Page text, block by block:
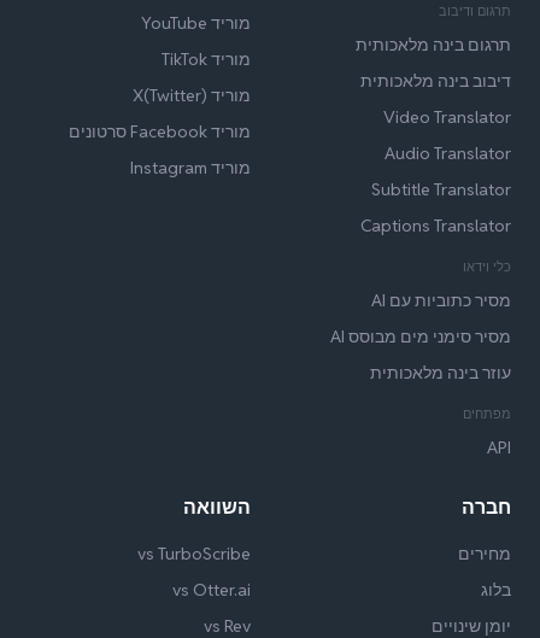
תרגום ודיבוב
תרגום בינה מלאכותית
דיבוב בינה מלאכותית
Video Translator
Audio Translator
Subtitle Translator
Captions Translator
כלי וידאו
מסיר כתוביות עם AI
מסיר סימני מים מבוסס AI
עוזר בינה מלאכותית
מפתחים
API
מוריד YouTube
מוריד TikTok
מוריד X(Twitter)
מוריד Facebook סרטונים
מוריד Instagram
חברה
מחירים
בלוג
יומן שינויים
השוואה
vs TurboScribe
vs Otter.ai
vs Rev